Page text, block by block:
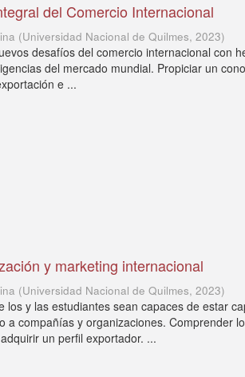
del Comercio Internacional
(Universidad Nacional de Quilmes,2023)
desafíos del comercio internacional con
del mercado mundial. Propiciar un
e ...
y marketing internacional
(Universidad Nacional de Quilmes,2023)
los y las estudiantes sean capaces de estar
a compañías y organizaciones. Comprender
un perfil exportador. ...